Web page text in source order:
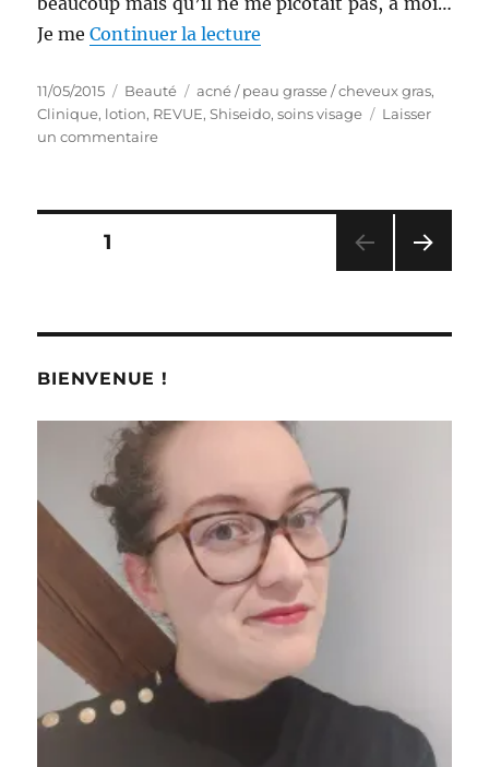
Je meContinuer la lecture
Publié
le
11/05/2015 Catégories
Beauté Étiquettes
acné / peau grasse / cheveux gras,
Clinique, lotion, REVUE,Shiseido,soins visage
Laisser
un commentairesur
Shiseido
Clinique
Pagination
publications
PAGE1
ANT
BIENVENUE !